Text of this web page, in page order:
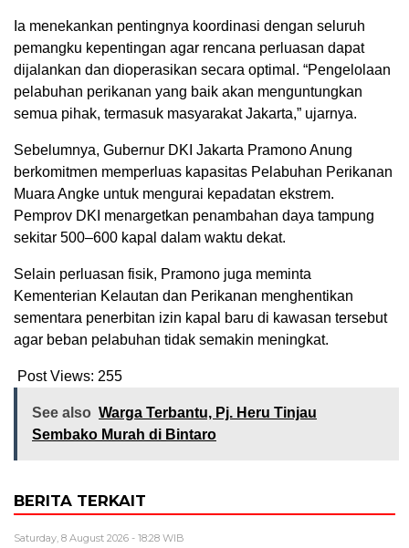
Ia menekankan pentingnya koordinasi dengan seluruh
pemangku kepentingan agar rencana perluasan dapat
dijalankan dan dioperasikan secara optimal. “Pengelolaan
pelabuhan perikanan yang baik akan menguntungkan
semua pihak, termasuk masyarakat Jakarta,” ujarnya.
Sebelumnya, Gubernur DKI Jakarta Pramono Anung
berkomitmen memperluas kapasitas Pelabuhan Perikanan
Muara Angke untuk mengurai kepadatan ekstrem.
Pemprov DKI menargetkan penambahan daya tampung
sekitar 500–600 kapal dalam waktu dekat.
Selain perluasan fisik, Pramono juga meminta
Kementerian Kelautan dan Perikanan menghentikan
sementara penerbitan izin kapal baru di kawasan tersebut
agar beban pelabuhan tidak semakin meningkat.
Post Views: 255
See also Warga Terbantu, Pj. Heru Tinjau
Sembako Murah di Bintaro
BERITA TERKAIT
Saturday, 8 August 2026 - 18:28 WIB